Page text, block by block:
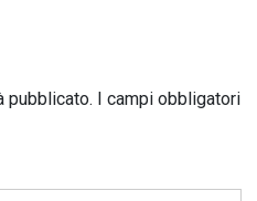
pubblicato. I campi obbligatori